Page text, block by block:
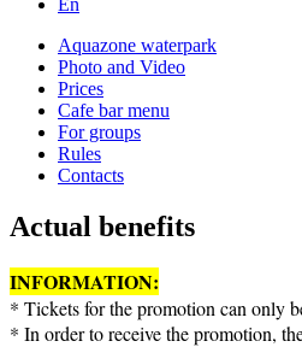
Aquazone waterpark
Photo and Video
Prices
Cafe bar menu
For groups
Rules
Contacts
Actual benefits
INFORMATION:
* Tickets for the promotion can only
* In order to receive the promotion,